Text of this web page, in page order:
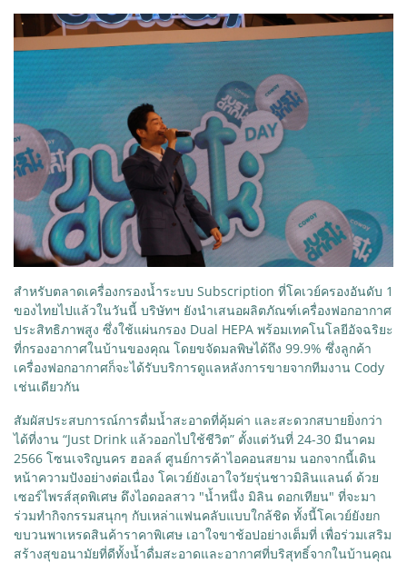
สำหรับตลาดเครื่องกรองน้ำระบบ Subscription ที่โคเวย์ครองอันดับ 1
ของไทยไปแล้วในวันนี้ บริษัทฯ ยังนำเสนอผลิตภัณฑ์เครื่องฟอกอากาศ
ประสิทธิภาพสูง ซึ่งใช้แผ่นกรอง Dual HEPA พร้อมเทคโนโลยีอัจฉริยะ
ที่กรองอากาศในบ้านของคุณ โดยขจัดมลพิษได้ถึง 99.9% ซึ่งลูกค้า
เครื่องฟอกอากาศก็จะได้รับบริการดูแลหลังการขายจากทีมงาน Cody
เช่นเดียวกัน
สัมผัสประสบการณ์การดื่มน้ำสะอาดที่คุ้มค่า และสะดวกสบายยิ่งกว่า
ได้ที่งาน “Just Drink แล้วออกไปใช้ชีวิต” ตั้งแต่วันที่ 24-30 มีนาคม
2566 โซนเจริญนคร ฮอลล์ ศูนย์การค้าไอคอนสยาม นอกจากนี้เดิน
หน้าความปังอย่างต่อเนื่อง โคเวย์ยังเอาใจวัยรุ่นชาวมิลินแลนด์ ด้วย
เซอร์ไพรส์สุดพิเศษ ดึงไอดอลสาว "น้ำหนึ่ง มิลิน ดอกเทียน" ที่จะมา
ร่วมทำกิจกรรมสนุกๆ กับเหล่าแฟนคลับแบบใกล้ชิด ทั้งนี้โคเวย์ยังยก
ขบวนพาเหรดสินค้าราคาพิเศษ เอาใจขาช้อปอย่างเต็มที่ เพื่อร่วมเสริม
สร้างสุขอนามัยที่ดีทั้งน้ำดื่มสะอาดและอากาศที่บริสุทธิ์จากในบ้านคุณ